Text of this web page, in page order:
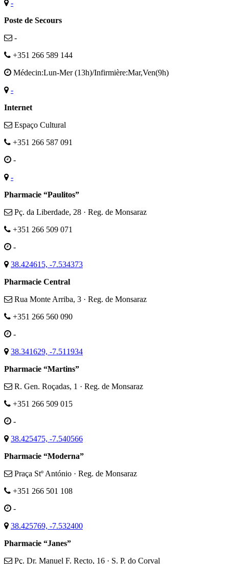
-
Poste de Secours
-
+351 266 589 144
Médecin:Lun-Mer (13h)/Infirmière:Mar,Ven(9h)
-
Internet
Espaço Cultural
+351 266 587 091
-
-
Pharmacie “Paulitos”
Pç. da Liberdade, 28 · Reg. de Monsaraz
+351 266 509 071
-
38.424615, -7.534373
Pharmacie Central
Rua Monte Arriba, 3 · Reg. de Monsaraz
+351 266 560 090
-
38.341629, -7.511934
Pharmacie “Martins”
R. Gen. Roçadas, 1 · Reg. de Monsaraz
+351 266 509 015
-
38.425475, -7.540566
Pharmacie “Moderna”
Praça Stº António · Reg. de Monsaraz
+351 266 501 108
-
38.425769, -7.532400
Pharmacie “Janes”
Pç. Dr. Manuel F. Recto, 16 · S. P. do Corval